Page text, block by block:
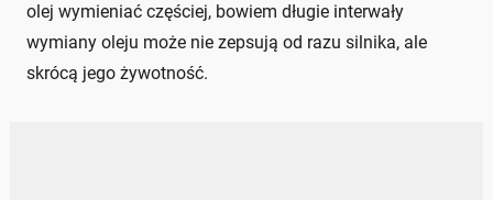
olej wymieniać częściej, bowiem długie interwały
wymiany oleju może nie zepsują od razu silnika, ale
skrócą jego żywotność.